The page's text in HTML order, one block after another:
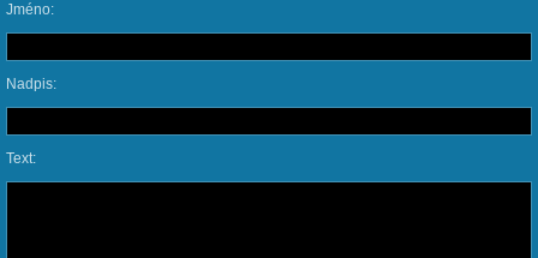
Jméno:
Nadpis:
Text: